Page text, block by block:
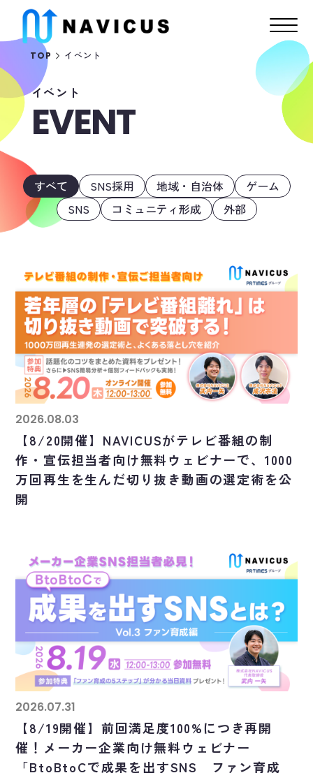
TOP イベント
イベント
EVENT
すべて SNS採用 地域・自治体
ゲーム
SNS
コミュニティ形成 外部
2026.08.03
【8/20開催】NAVICUSがテレビ番組の制
作・宣伝担当者向け無料ウェビナーで、1000
万回再生を生んだ切り抜き動画の選定術を公
開
2026.07.31
【8/19開催】前回満足度100%につき再開
催！メーカー企業向け無料ウェビナー
「BtoBtoCで成果を出すSNS ファン育成